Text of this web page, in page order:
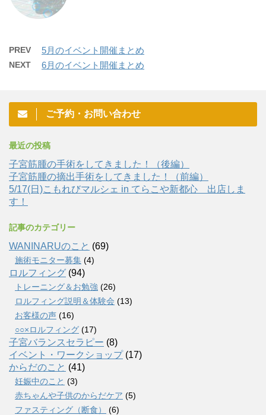
PREV 5月のイベント開催まとめ
NEXT 6月のイベント開催まとめ
ご予約・お問い合わせ
最近の投稿
子宮筋腫の手術をしてきました！（後編）
子宮筋腫の摘出手術をしてきました！（前編）
5/17(日)こもれびマルシェ in てらこや新都心 出店しま
す！
記事のカテゴリー
WANINARUのこと (69)
施術モニター募集 (4)
ロルフィング (94)
トレーニング＆お勉強 (26)
ロルフィング説明＆体験会 (13)
お客様の声 (16)
○○×ロルフィング (17)
子宮バランスセラピー (8)
イベント・ワークショップ(17)
からだのこと (41)
妊娠中のこと (3)
赤ちゃんや子供のからだケア (5)
ファスティング（断食）
(6)